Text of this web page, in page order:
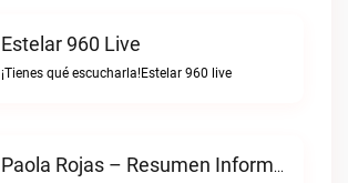
Estelar 960 Live
¡Tienes qué escucharla!Estelar 960 live
Paola Rojas – Resumen Informativo Live